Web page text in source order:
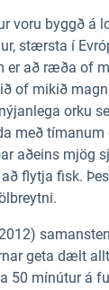
voru byggð á
stærsta í
er að ræða of
of mikið
orku
með
aðeins mjög
flytja fisk.
geta dælt
50 mínútur á